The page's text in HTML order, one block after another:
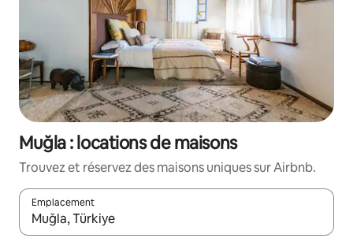
Muğla : locations de maisons
Trouvez et réservez des maisons uniques sur Airbnb.
Emplacement
Quand les résultats sont affichés, parcourez-les en utilisant